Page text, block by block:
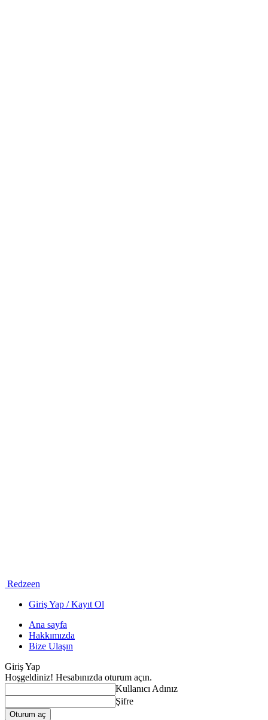
Redzeen
Giriş Yap / Kayıt Ol
Ana sayfa
Hakkımızda
Bize Ulaşın
Giriş Yap
Hoşgeldiniz! Hesabınızda oturum açın.
Kullanıcı Adınız
Şifre